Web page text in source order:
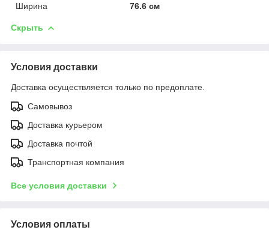
Ширина
76.6 см
Скрыть
Условия доставки
Доставка осуществляется только по предоплате.
Самовывоз
Доставка курьером
Доставка почтой
Транспортная компания
Все условия доставки
Условия оплаты